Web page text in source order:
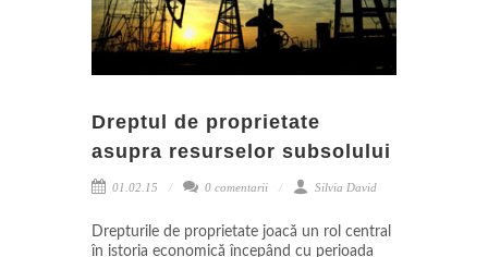
Dreptul de proprietate
asupra resurselor subsolului
01.02.15 0 comentarii Silvia David
Drepturile de proprietate joacă un rol central
în istoria economică începând cu perioada